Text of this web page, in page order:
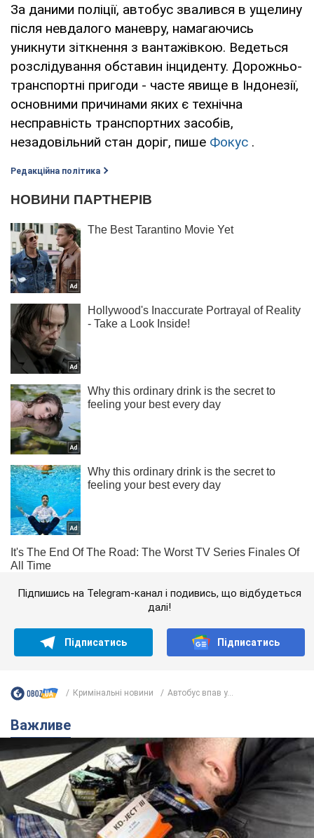
За даними поліції, автобус звалився в ущелину
після невдалого маневру, намагаючись
уникнути зіткнення з вантажівкою. Ведеться
розслідування обставин інциденту. Дорожньо-
транспортні пригоди - часте явище в Індонезії,
основними причинами яких є технічна
несправність транспортних засобів,
незадовільний стан доріг, пише Фокус .
Редакційна політика
Підпишись на Telegram-канал і подивись, що відбудеться
далі!
Підписатись Підписатись
Кримінальні новини Автобус впав у...
Важливе